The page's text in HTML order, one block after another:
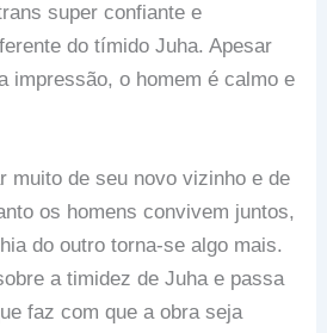
super confiante e
do tímido Juha. Apesar
impressão, o homem é calmo e
muito de seu novo vizinho e de
os homens convivem juntos,
do outro torna-se algo mais.
a timidez de Juha e passa
faz com que a obra seja